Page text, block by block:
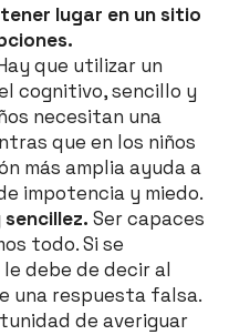
lugar en un sitio
que utilizar un
cognitivo, sencillo y
necesitan una
que en los niños
más amplia ayuda a
impotencia y miedo.
Ser capaces
todo. Si se
debe de decir al
una respuesta falsa.
de averiguar